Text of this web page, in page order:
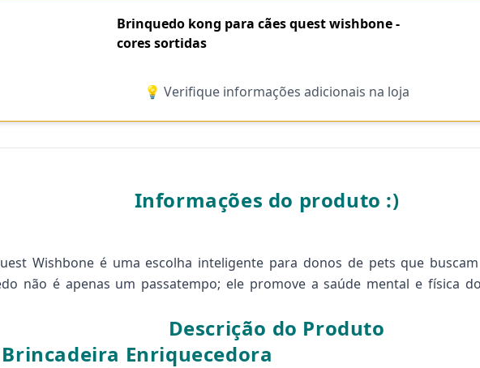
Brinquedo kong para cães quest wishbone -
cores sortidas
💡 Verifique informações adicionais na loja
Informações do produto :)
Wishbone é uma escolha inteligente para donos de pets que
não é apenas um passatempo; ele promove a saúde mental e física
Descrição do Produto
Enriquecedora